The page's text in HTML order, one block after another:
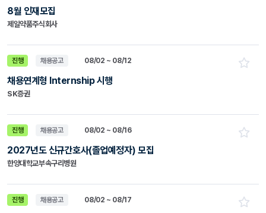
제일약품주식회사
8월 인재모집
진행 채용공고
SK증권
채용연계형 Internship 시행
08/02 ~ 08/12
진행 채용공고
한양대학교부속구리병원
2027년도 신규간호사(졸업예정자) 모집
08/02 ~ 08/16
진행 채용공고 08/02 ~ 08/17